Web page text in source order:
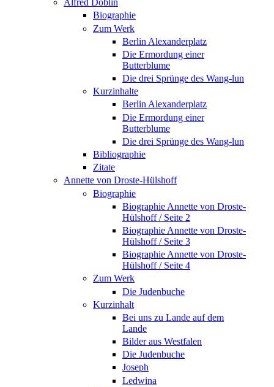
Alfred Döblin
Biographie
Zum Werk
Berlin Alexanderplatz
Die Ermordung einer
Butterblume
Die drei Sprünge des Wang-lun
Kurzinhalte
Berlin Alexanderplatz
Die Ermordung einer
Butterblume
Die drei Sprünge des Wang-lun
Bibliographie
Zitate
Annette von Droste-Hülshoff
Biographie
Biographie Annette von Droste-
Hülshoff / Seite 2
Biographie Annette von Droste-
Hülshoff / Seite 3
Biographie Annette von Droste-
Hülshoff / Seite 4
Zum Werk
Die Judenbuche
Kurzinhalt
Bei uns zu Lande auf dem
Lande
Bilder aus Westfalen
Die Judenbuche
Joseph
Ledwina